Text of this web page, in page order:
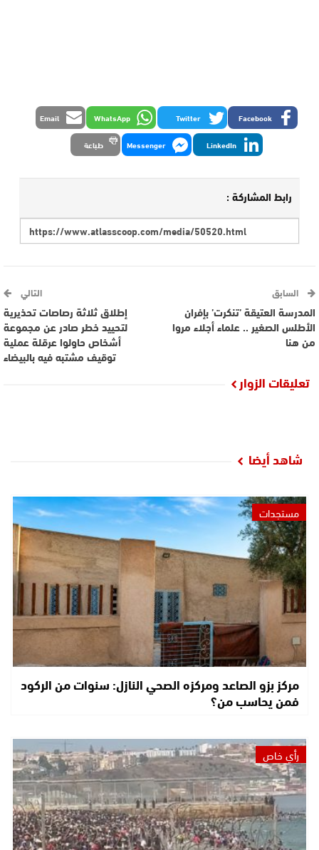
Facebook
Twitter
WhatsApp
Email
LinkedIn
Messenger طباعة
رابط المشاركة :
السابق
المدرسة العتيقة ’تنكرت’ بإفران
الأطلس الصغير .. علماء أجلاء مروا
من هنا
التالي
إطلاق ثلاثة رصاصات تحذيرية
لتحييد خطر صادر عن مجموعة
أشخاص حاولوا عرقلة عملية
توقيف مشتبه فيه بالبيضاء
تعليقات الزوار
شاهد أيضا
مستجدات
مركز بزو الصاعد ومركزه الصحي النازل: سنوات من الركود
فمن يحاسب من؟
رأي خاص